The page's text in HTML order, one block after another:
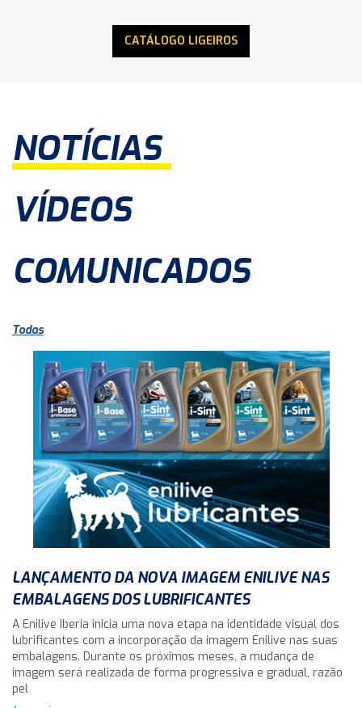
CATÁLOGO LIGEIROS
NOTÍCIAS
VÍDEOS
COMUNICADOS
Todas
LANÇAMENTO DA NOVA IMAGEM ENILIVE NAS
EMBALAGENS DOS LUBRIFICANTES
A Enilive Iberia inicia uma nova etapa na identidade visual dos
lubrificantes com a incorporação da imagem Enilive nas suas
embalagens. Durante os próximos meses, a mudança de
imagem será realizada de forma progressiva e gradual, razão
pel